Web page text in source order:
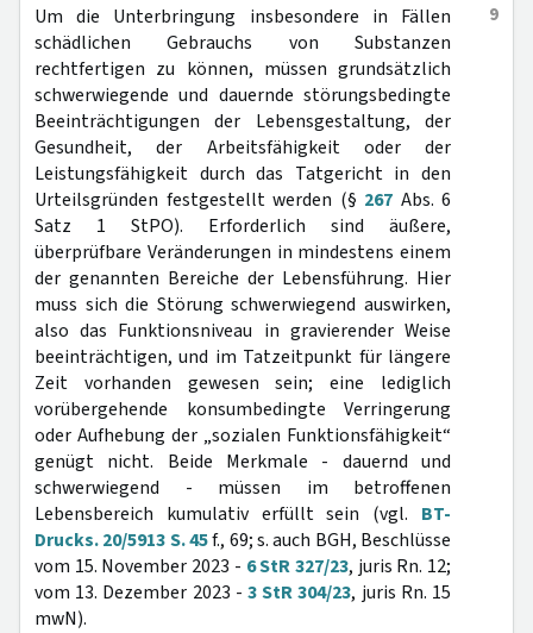
9
Um die Unterbringung insbesondere in Fällen
schädlichen Gebrauchs von Substanzen
rechtfertigen zu können, müssen grundsätzlich
schwerwiegende und dauernde störungsbedingte
Beeinträchtigungen der Lebensgestaltung, der
Gesundheit, der Arbeitsfähigkeit oder der
Leistungsfähigkeit durch das Tatgericht in den
Urteilsgründen festgestellt werden (§ 267 Abs. 6
Satz 1 StPO). Erforderlich sind äußere,
überprüfbare Veränderungen in mindestens einem
der genannten Bereiche der Lebensführung. Hier
muss sich die Störung schwerwiegend auswirken,
also das Funktionsniveau in gravierender Weise
beeinträchtigen, und im Tatzeitpunkt für längere
Zeit vorhanden gewesen sein; eine lediglich
vorübergehende konsumbedingte Verringerung
oder Aufhebung der „sozialen Funktionsfähigkeit“
genügt nicht. Beide Merkmale - dauernd und
schwerwiegend - müssen im betroffenen
Lebensbereich kumulativ erfüllt sein (vgl. BT-
Drucks. 20/5913 S. 45f., 69; s. auch BGH, Beschlüsse
vom 15. November 2023 - 6 StR 327/23, juris Rn. 12;
vom 13. Dezember 2023 - 3 StR 304/23, juris Rn. 15
mwN).